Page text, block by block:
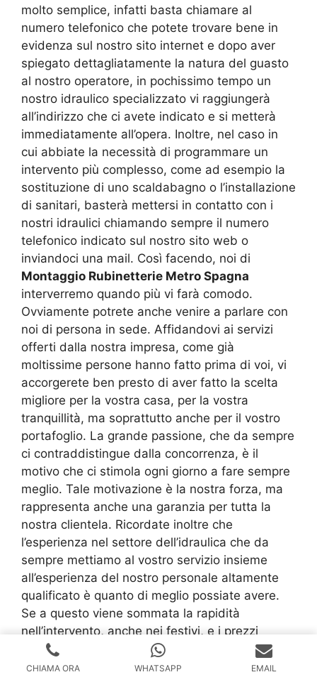
molto semplice, infatti basta chiamare al
numero telefonico che potete trovare bene in
evidenza sul nostro sito internet e dopo aver
spiegato dettagliatamente la natura del guasto
al nostro operatore, in pochissimo tempo un
nostro idraulico specializzato vi raggiungerà
all’indirizzo che ci avete indicato e si metterà
immediatamente all’opera. Inoltre, nel caso in
cui abbiate la necessità di programmare un
intervento più complesso, come ad esempio la
sostituzione di uno scaldabagno o l’installazione
di sanitari, basterà mettersi in contatto con i
nostri idraulici chiamando sempre il numero
telefonico indicato sul nostro sito web o
inviandoci una mail. Così facendo, noi di
Montaggio Rubinetterie Metro Spagna
interverremo quando più vi farà comodo.
Ovviamente potrete anche venire a parlare con
noi di persona in sede. Affidandovi ai servizi
offerti dalla nostra impresa, come già
moltissime persone hanno fatto prima di voi, vi
accorgerete ben presto di aver fatto la scelta
migliore per la vostra casa, per la vostra
tranquillità, ma soprattutto anche per il vostro
portafoglio. La grande passione, che da sempre
ci contraddistingue dalla concorrenza, è il
motivo che ci stimola ogni giorno a fare sempre
meglio. Tale motivazione è la nostra forza, ma
rappresenta anche una garanzia per tutta la
nostra clientela. Ricordate inoltre che
l’esperienza nel settore dell’idraulica che da
sempre mettiamo al vostro servizio insieme
all’esperienza del nostro personale altamente
qualificato è quanto di meglio possiate avere.
Se a questo viene sommata la rapidità
nell’intervento, anche nei festivi, e i prezzi
assolutamente competitivi, eccovi svelato il
perché la nostra ditta specializzata nel
CHIAMA ORA WHATSAPP EMAIL